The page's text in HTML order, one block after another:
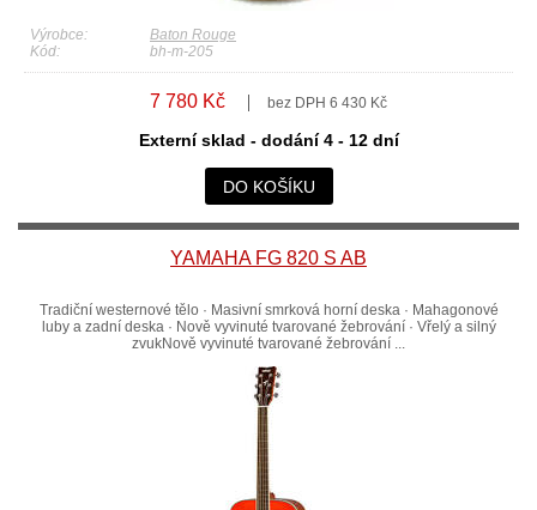
Výrobce:
Baton Rouge
Kód:
bh-m-205
7 780 Kč bez DPH 6 430 Kč
Externí sklad - dodání 4 - 12 dní
DO KOŠÍKU
YAMAHA FG 820 S AB
Tradiční westernové tělo · Masivní smrková horní deska · Mahagonové
luby a zadní deska · Nově vyvinuté tvarované žebrování · Vřelý a silný
zvukNově vyvinuté tvarované žebrování ...